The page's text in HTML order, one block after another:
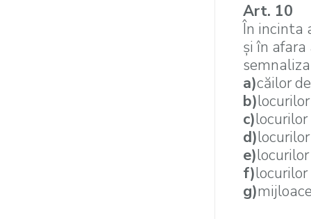
Art. 10
În incinta
şi în
a)căilor
b)
c)
d)
e)
f)
g)